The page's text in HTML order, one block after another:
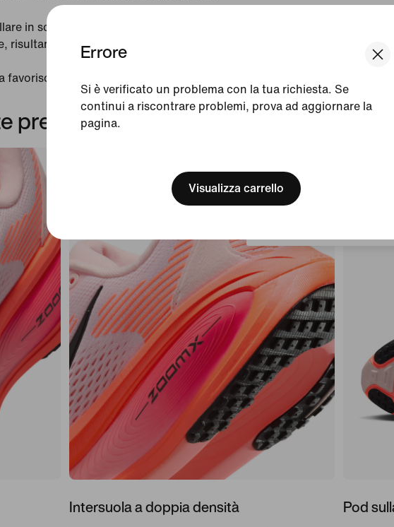
We think you are in
Update your location?
Errore
Si è verificato un problema con la tua richiesta. Se
continui a riscontrare problemi, prova ad aggiornare la
pagina.
Visualizza carrello
in schiuma, Vomero 18 punta
risultando più morbida del 18% rispetto a
favorisce transizioni maggiormente fluide
prestazioni
Intersuola a doppia densità Pod